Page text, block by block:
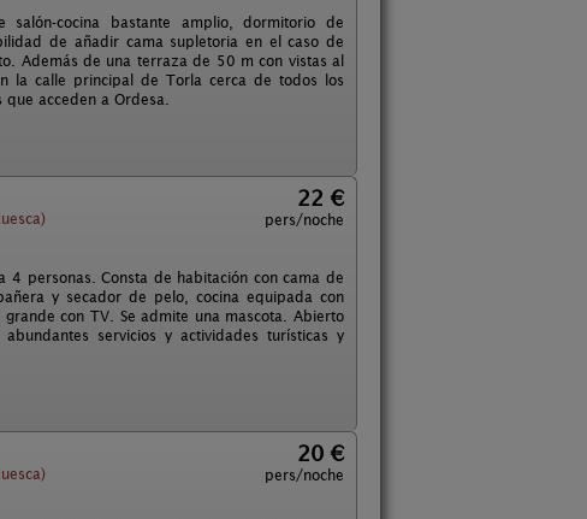
salón-cocina bastante amplio, dormitorio de
de añadir cama supletoria en el caso de
Además de una terraza de 50 m con vistas al
la calle principal de Torla cerca de todos los
acceden a Ordesa.
22 €
pers/noche
personas. Consta de habitación con cama de
y secador de pelo, cocina equipada con
con TV. Se admite una mascota. Abierto
servicios y actividades turísticas y
20 €
pers/noche